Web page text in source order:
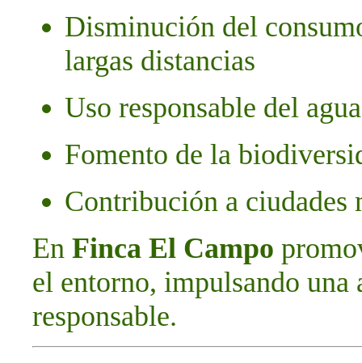
Disminución del
largas distancias
Uso responsable del
Fomento de la
Contribución a ciudades
En Finca El Campo
el entorno, impulsando
responsable.